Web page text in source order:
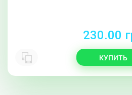
230.00
КУПИТЬ